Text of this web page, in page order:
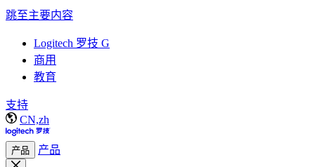
跳至主要内容
Logitech 罗技 G
商用
教育
支持
CN,zh
产品 产品